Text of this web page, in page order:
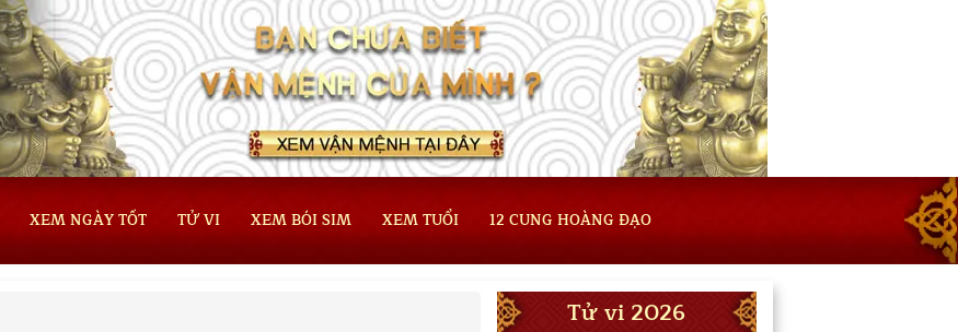
XEM NGÀY TỐT TỬ VI XEM BÓI SIM XEM TUỔI 12 CUNG HOÀNG ĐẠO
Tử vi 2026